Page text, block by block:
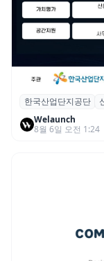
산단공·신보,
여 스타트업
한국산업단지공단
Welaunch
8월 6일 오전 1:24